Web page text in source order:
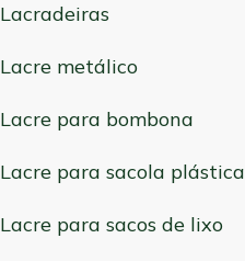
Lacradeiras
Lacre metálico
Lacre para bombona
Lacre para sacola plástica
Lacre para sacos de lixo